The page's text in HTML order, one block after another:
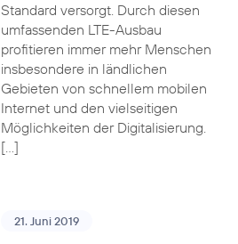
Standard versorgt. Durch diesen
umfassenden LTE-Ausbau
profitieren immer mehr Menschen
insbesondere in ländlichen
Gebieten von schnellem mobilen
Internet und den vielseitigen
Möglichkeiten der Digitalisierung.
[…]
21. Juni 2019